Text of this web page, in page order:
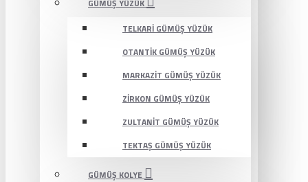
GÜMÜŞ YÜZÜK
TELKARI GÜMÜŞ YÜZÜK
OTANTIK GÜMÜŞ YÜZÜK
MARKAZIT GÜMÜŞ YÜZÜK
ZIRKON GÜMÜŞ YÜZÜK
ZULTANIT GÜMÜŞ YÜZÜK
TEKTAŞ GÜMÜŞ YÜZÜK
GÜMÜŞ KOLYE